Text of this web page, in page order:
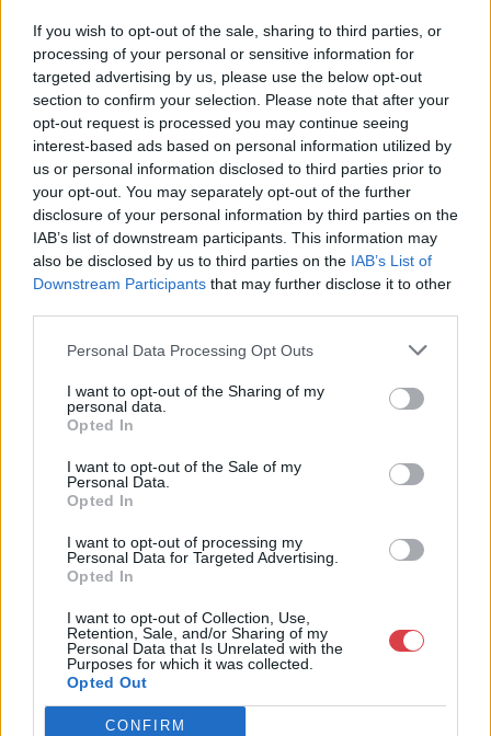
If you wish to opt-out of the sale, sharing to third parties, or
processing of your personal or sensitive information for
targeted advertising by us, please use the below opt-out
section to confirm your selection. Please note that after your
opt-out request is processed you may continue seeing
interest-based ads based on personal information utilized by
us or personal information disclosed to third parties prior to
your opt-out. You may separately opt-out of the further
disclosure of your personal information by third parties on the
IAB’s list of downstream participants. This information may
also be disclosed by us to third parties on the IAB’s List of
Downstream Participants that may further disclose it to other
Personal Data Processing Opt Outs
I want to opt-out of the Sharing of my
personal data.
Opted In
I want to opt-out of the Sale of my
Personal Data.
Opted In
I want to opt-out of processing my
Personal Data for Targeted Advertising.
Opted In
I want to opt-out of Collection, Use,
Retention, Sale, and/or Sharing of my
Personal Data that Is Unrelated with the
Purposes for which it was collected.
Opted Out
CONFIRM
számozott (18/25),
19,5×39 cm. Egyedileg
színezett, gyűjtői
darab!
Károlyi András (1938-): Az
idő fogságában. Ofszet, tus,
filc, kréta, papír, jelzett,
számozott (18/25), 19,5x39
cm. Egyedileg színezett,
gyűjtői darab!<a
href="https://www.darabanth.com/hu/gyorsarveres/414/
es-grafikak/Festmenye
Kikiáltási ár:5 000 Ft
Aukció:414. Online auction
Aukció időpontja: 2022-03-17
19:00
MEGTEKINTEM
195/1000. 47×25 cm.
Üvegezett keretben.
Kass János (1927-2010):
Kékszakállú vára. Ofszet
nyomat, papír, jelzett.
Számozott: 195/1000. 47x25
cm. Üvegezett keretben.<a
href="https://
es-grafikak/Festmenyek-es-
grafikak~500001/Kass-Ja
Kikiáltási ár:12 000Ft
Aukció:414. Online auction
Aukció időpontja: 2022-03-17
19:00
MEGTEKINTEM
EGYÉB MŰTÁRGY
10157. tétel:
Karácsony. Egyedi
beavatkozású rézkarc,
papír, jelzett. Kass
János
szárazbélyegzőjével.
20×14,5 cm. Üvegezett,
Kass János (1927-2010):
EGYÉB MŰTÁRGY
2 db illusztráció.
Rézkarc, papír:
emléklapon, jelzettek